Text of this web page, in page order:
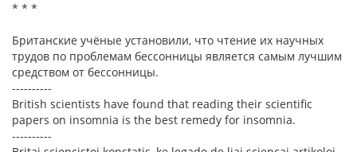
* * *
Британские учёные установили, что чтение их научных
трудов по проблемам бессонницы является самым лучшим
средством от бессонницы.
----------
British scientists have found that reading their scientific
papers on insomnia is the best remedy for insomnia.
----------